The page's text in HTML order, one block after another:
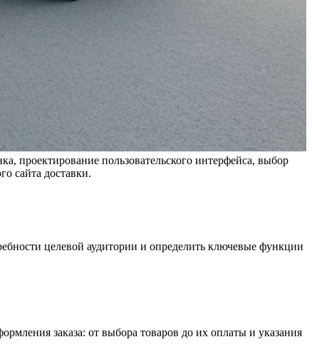
проектирование пользовательского интерфейса, выбор
сайта доставки.
целевой аудитории и определить ключевые функции
заказа: от выбора товаров до их оплаты и указания